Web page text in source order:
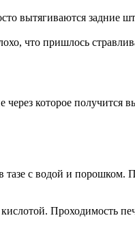
вытягиваются задние
что пришлось
которое получится
тазе с водой и
Проходимость